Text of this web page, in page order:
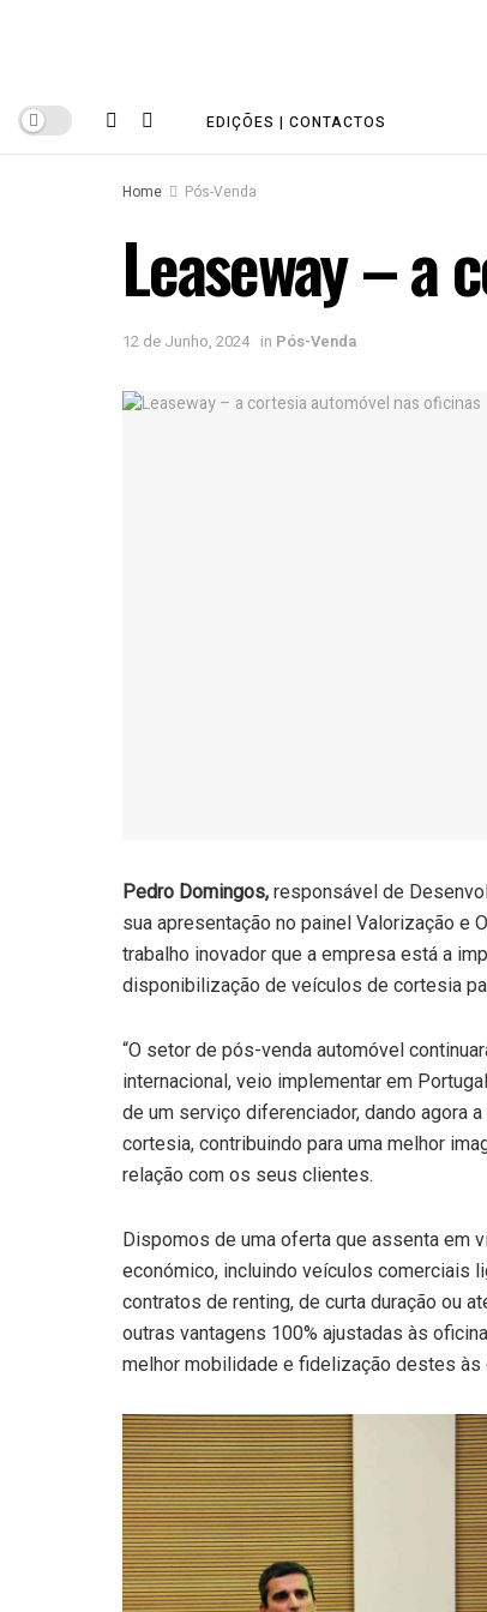
EDIÇÕES | CONTACTOS
Home Pós-Venda
Leaseway – a
12 de Junho, 2024 in Pós-Venda
Pedro Domingos, responsável de
sua apresentação no painel Valorização e
trabalho inovador que a empresa está a
disponibilização de veículos de cortesia
“O setor de pós-venda automóvel
internacional, veio implementar em
de um serviço diferenciador, dando agora
cortesia, contribuindo para uma melhor
relação com os seus clientes.
Dispomos de uma oferta que assenta em
económico, incluindo veículos comerciais
contratos de renting, de curta duração ou
outras vantagens 100% ajustadas às
melhor mobilidade e fidelização destes às